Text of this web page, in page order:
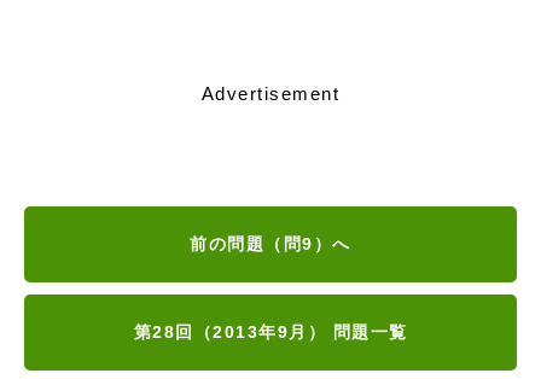
Advertisement
前の問題（問9）へ
第28回（2013年9月） 問題一覧